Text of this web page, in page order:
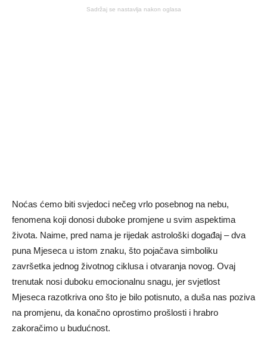
Sadržaj se nastavlja nakon oglasa
Noćas ćemo biti svjedoci nečeg vrlo posebnog na nebu,
fenomena koji donosi duboke promjene u svim aspektima
života. Naime, pred nama je rijedak astrološki događaj – dva
puna Mjeseca u istom znaku, što pojačava simboliku
završetka jednog životnog ciklusa i otvaranja novog. Ovaj
trenutak nosi duboku emocionalnu snagu, jer svjetlost
Mjeseca razotkriva ono što je bilo potisnuto, a duša nas poziva
na promjenu, da konačno oprostimo prošlosti i hrabro
zakoračimo u budućnost.